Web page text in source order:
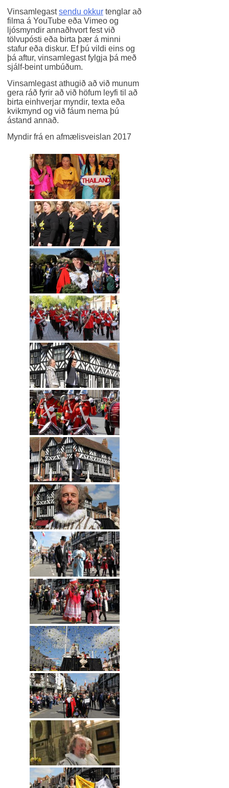
Vinsamlegastsendu okkur tenglar að
filma á YouTube eða Vimeo og
ljósmyndir annaðhvort fest við
tölvupósti eða birta þær á minni
stafur eða diskur. Ef þú vildi eins og
þá aftur, vinsamlegast fylgja þá með
sjálf-beint umbúðum.
Vinsamlegast athugið að við munum
gera ráð fyrir að við höfum leyfi til að
birta einhverjar myndir, texta eða
kvikmynd og við fáum nema þú
ástand annað.
Myndir frá en afmælisveislan 2017